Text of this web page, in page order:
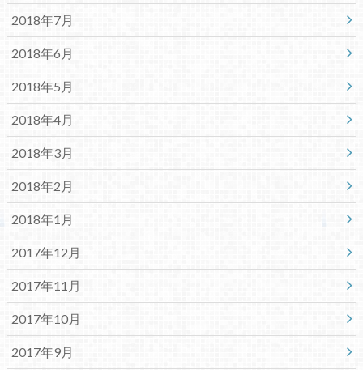
2018年7月
2018年6月
2018年5月
2018年4月
2018年3月
2018年2月
2018年1月
2017年12月
2017年11月
2017年10月
2017年9月